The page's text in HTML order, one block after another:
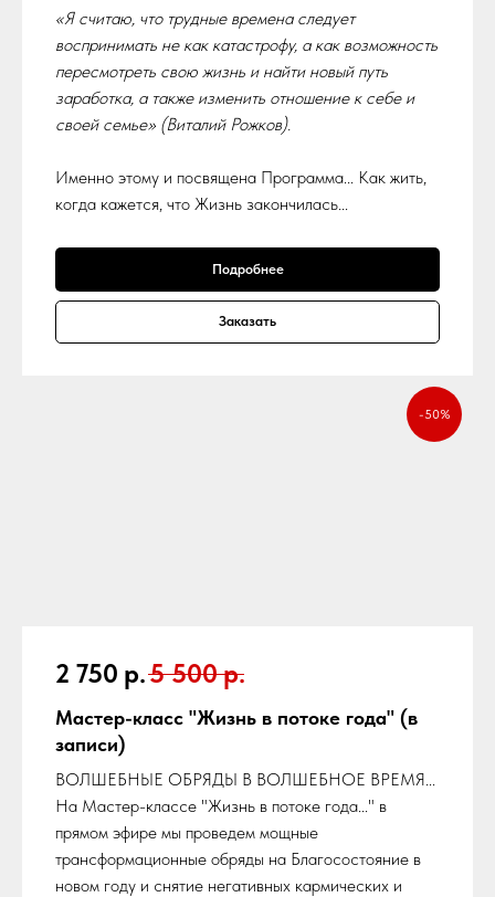
«Я считаю, что трудные времена следует
воспринимать не как катастрофу, а как возможность
пересмотреть свою жизнь и найти новый путь
заработка, а также изменить отношение к себе и
своей семье» (Виталий Рожков).
Именно этому и посвящена Программа... Как жить,
когда кажется, что Жизнь закончилась...
Подробнее
Заказать
-50%
2 750 р.5 500р.
Мастер-класс "Жизнь в потоке года" (в
записи)
ВОЛШЕБНЫЕ ОБРЯДЫ В ВОЛШЕБНОЕ ВРЕМЯ...
На Мастер-классе "Жизнь в потоке года..." в
прямом эфире мы проведем мощные
трансформационные обряды на Благосостояние в
новом году и снятие негативных кармических и